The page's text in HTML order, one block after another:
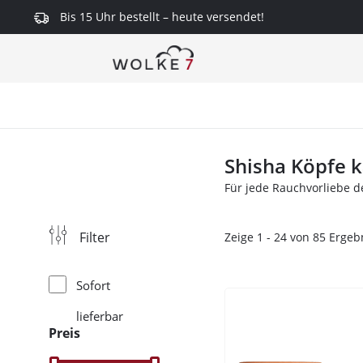
Zur Hauptnavigation springen
Bis 15 Uhr bestellt – heute versendet!
Filter
Sofort
lieferbar
Preis
Shisha Köpfe
Für jede Rauchvorliebe
Zeige 1 - 24 von 85